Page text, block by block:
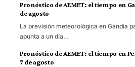
Pronóstico de AEMET: el tiempo en
de agosto
La previsión meteorológica en Gandia
apunta a un día…
Pronóstico de AEMET: el tiempo en
7 de agosto